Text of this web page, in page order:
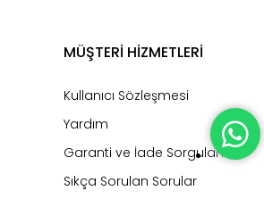
MÜŞTERİ HİZMETLERİ
Kullanıcı Sözleşmesi
Yardım
Garanti ve İade Sorgulama
Sıkça Sorulan Sorular